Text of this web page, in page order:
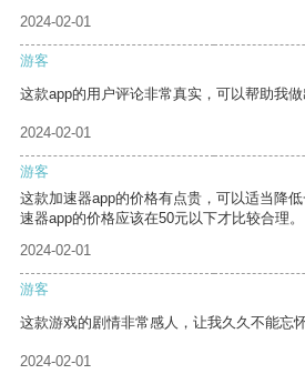
2024-02-01
游客
这款app的用户评论非常真实，可以帮助我做
2024-02-01
游客
这款加速器app的价格有点贵，可以适当降
速器app的价格应该在50元以下才比较合理。
2024-02-01
游客
这款游戏的剧情非常感人，让我久久不能忘怀
2024-02-01